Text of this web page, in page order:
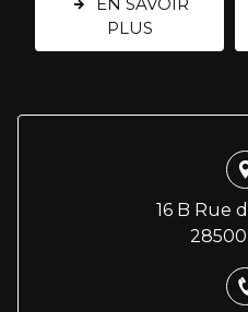
PLUS
16 B Rue